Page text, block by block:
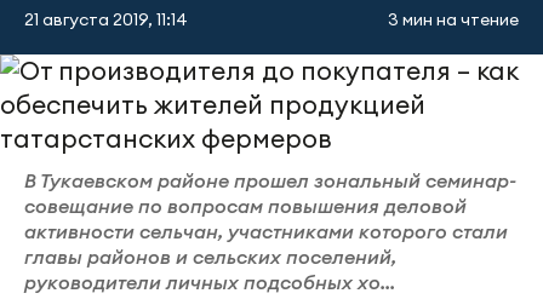
21 августа 2019, 11:14 3 мин на чтение
В Тукаевском районе прошел зональный семинар-
совещание по вопросам повышения деловой
активности сельчан, участниками которого стали
главы районов и сельских поселений,
руководители личных подсобных хо...